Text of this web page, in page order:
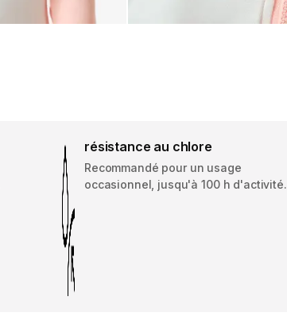
résistance au chlore
Recommandé pour un usage
occasionnel, jusqu'à 100 h d'activité.